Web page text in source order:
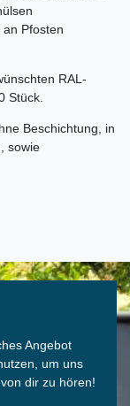
Pfosten
RAL-
Stück.
Beschichtung, in
sowie
Angebot
um uns
dir zu hören!